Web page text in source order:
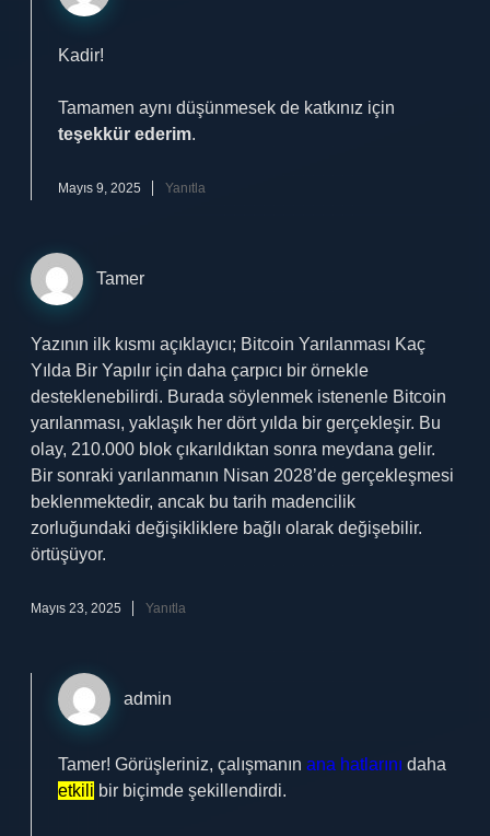
Kadir!
Tamamen aynı düşünmesek de katkınız için
teşekkür ederim.
Mayıs 9, 2025 Yanıtla
Tamer
Yazının ilk kısmı açıklayıcı; Bitcoin Yarılanması Kaç
Yılda Bir Yapılır için daha çarpıcı bir örnekle
desteklenebilirdi. Burada söylenmek istenenle Bitcoin
yarılanması, yaklaşık her dört yılda bir gerçekleşir. Bu
olay, 210.000 blok çıkarıldıktan sonra meydana gelir.
Bir sonraki yarılanmanın Nisan 2028’de gerçekleşmesi
beklenmektedir, ancak bu tarih madencilik
zorluğundaki değişikliklere bağlı olarak değişebilir.
örtüşüyor.
Mayıs 23, 2025 Yanıtla
admin
Tamer! Görüşleriniz, çalışmanın ana hatlarını daha
etkili bir biçimde şekillendirdi.